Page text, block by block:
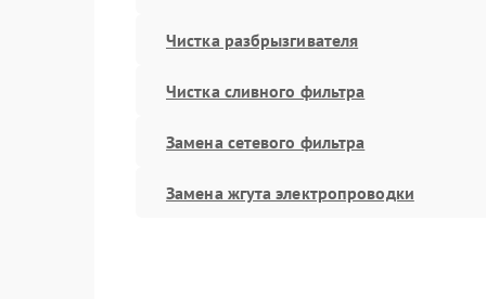
Чистка разбрызгивателя
Чистка сливного фильтра
Замена сетевого фильтра
Замена жгута электропроводки